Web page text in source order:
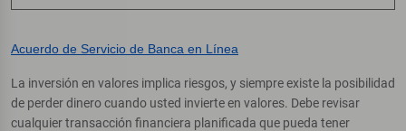
Acuerdo de Servicio de Banca en Línea
La inversión en valores implica riesgos, y siempre existe la posibilidad
de perder dinero cuando usted invierte en valores. Debe revisar
cualquier transacción financiera planificada que pueda tener